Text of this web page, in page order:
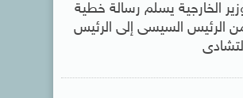
الخارجية يسلم رسالة خطية
الرئيس السيسى إلى الرئيس